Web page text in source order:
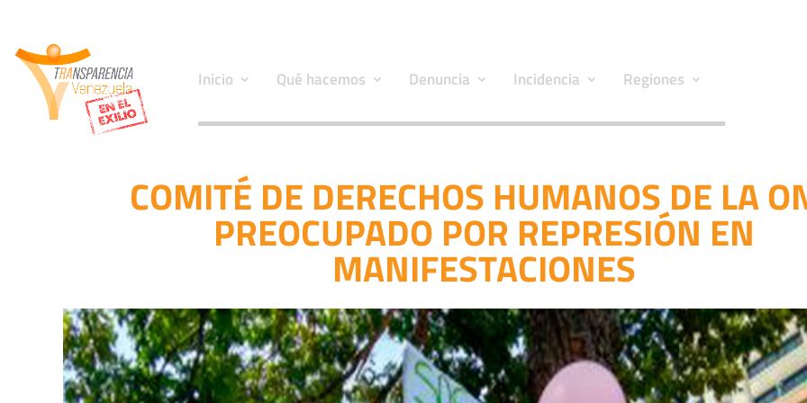
Inicio Qué hacemos Denuncia Incidencia Regiones
COMITÉ DE DERECHOS HUMANOS DE LA
PREOCUPADO POR REPRESIÓN EN
MANIFESTACIONES